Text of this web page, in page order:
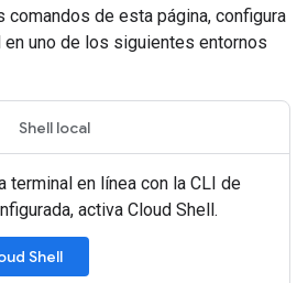
comandos de esta página, configura
en uno de los siguientes entornos
Shell local
terminal en línea con la CLI de
activa Cloud Shell.
Shell